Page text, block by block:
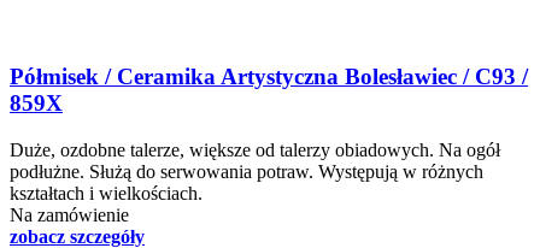
Półmisek / Ceramika Artystyczna Bolesławiec / C93 /
859X
Duże, ozdobne talerze, większe od talerzy obiadowych. Na ogół
podłużne. Służą do serwowania potraw. Występują w różnych
kształtach i wielkościach.
Na zamówienie
zobacz szczegóły